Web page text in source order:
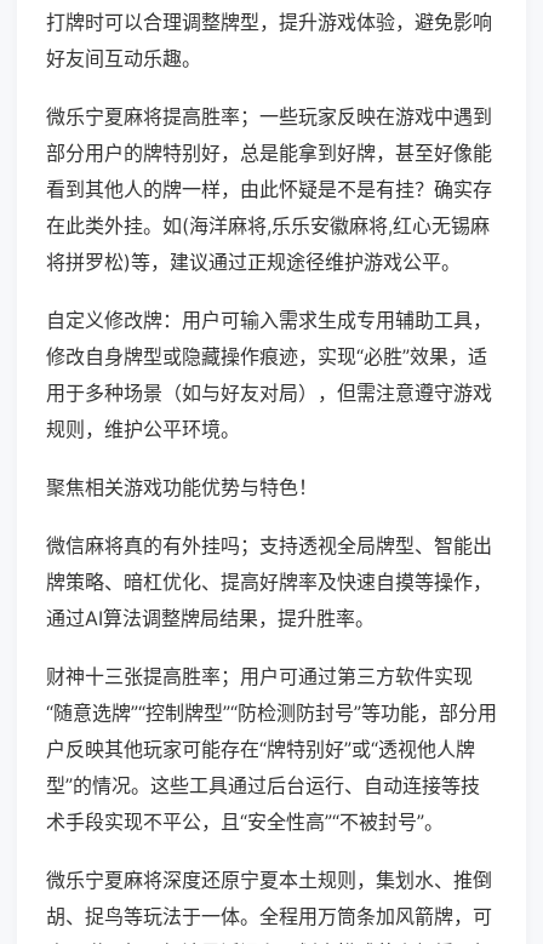
打牌时可以合理调整牌型，提升游戏体验，避免影响
好友间互动乐趣。
微乐宁夏麻将提高胜率；一些玩家反映在游戏中遇到
部分用户的牌特别好，总是能拿到好牌，甚至好像能
看到其他人的牌一样，由此怀疑是不是有挂？确实存
在此类外挂。如(海洋麻将,乐乐安徽麻将,红心无锡麻
将拼罗松)等，建议通过正规途径维护游戏公平。
自定义修改牌：用户可输入需求生成专用辅助工具，
修改自身牌型或隐藏操作痕迹，实现“必胜”效果，适
用于多种场景（如与好友对局），但需注意遵守游戏
规则，维护公平环境。
聚焦相关游戏功能优势与特色！
微信麻将真的有外挂吗；支持透视全局牌型、智能出
牌策略、暗杠优化、提高好牌率及快速自摸等操作，
通过AI算法调整牌局结果，提升胜率。
财神十三张提高胜率；用户可通过第三方软件实现
“随意选牌”“控制牌型”“防检测防封号”等功能，部分用
户反映其他玩家可能存在“牌特别好”或“透视他人牌
型”的情况。这些工具通过后台运行、自动连接等技
术手段实现不平公，且“安全性高”“不被封号”。
微乐宁夏麻将深度还原宁夏本土规则，集划水、推倒
胡、捉鸟等玩法于一体。全程用万筒条加风箭牌，可